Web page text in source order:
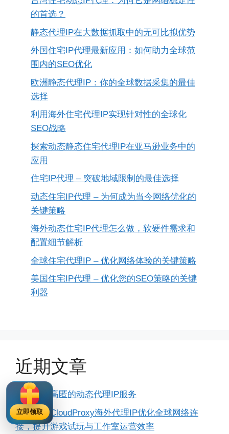
的首选？
静态代理IP在大数据抓取中的无可比拟优势
外国住宅IP代理最新应用：如何助力全球范
围内的SEO优化
欧洲静态代理IP：你的全球数据采集的最佳
选择
利用海外住宅代理IP实现针对性的全球化
SEO战略
探索动态静态住宅代理IP在亚马逊业务中的
应用
住宅IP代理 – 突破地域限制的最佳选择
动态住宅IP代理 – 为何成为当今网络优化的
关键策略
海外动态住宅IP代理怎么做，软硬件需求和
配置细节解析
全球住宅代理IP – 优化网络体验的关键策略
美国住宅IP代理 – 优化您的SEO策略的关键
利器
近期文章
提供独享高匿的动态代理IP服务
如何利用CloudProxy海外代理IP优化全球网络连
接，提升游戏试玩与工作室运营效率
立即领取